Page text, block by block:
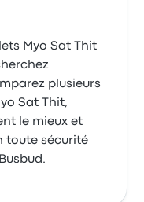
Myo Sat Thit
plusieurs
Sat Thit,
le mieux et
toute sécurité